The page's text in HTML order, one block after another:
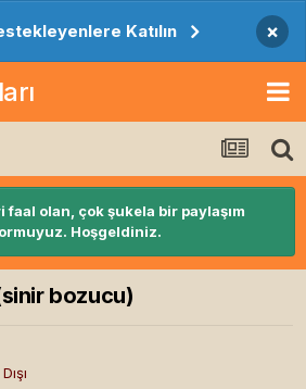
Katılın ×
olan, çok şukela bir paylaşım
Hoşgeldiniz.
bozucu)